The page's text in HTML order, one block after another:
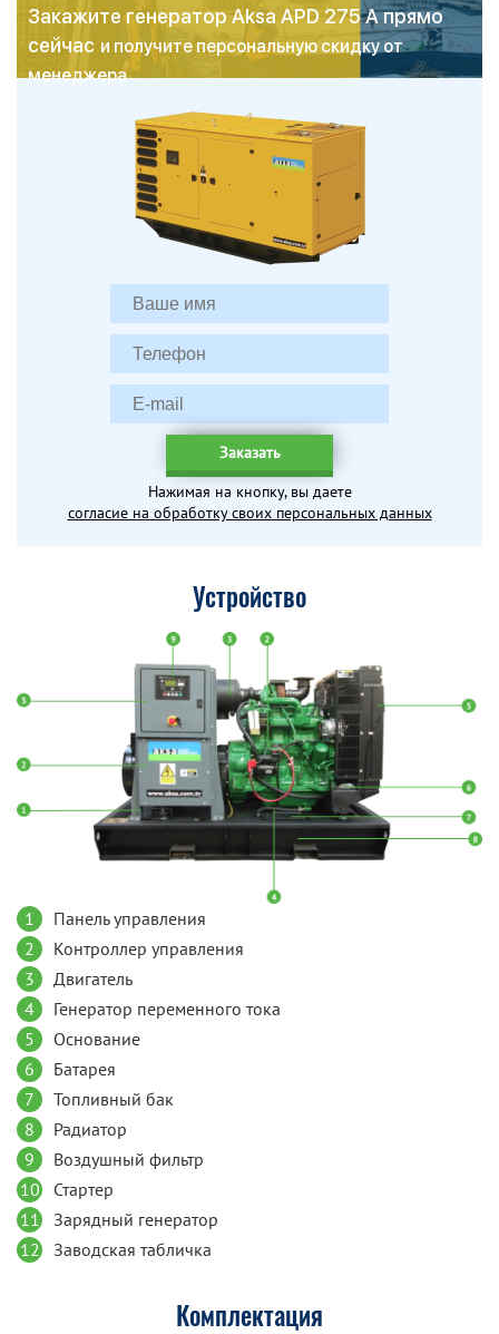
Закажите генератор Aksa APD 275 A прямо
сейчас и получите персональную скидку от
менеджера
Заказать
Нажимая на кнопку, вы даете
согласие на обработку своих персональных данных
Устройство
1
Панель управления
2
Контроллер управления
3
Двигатель
4
Генератор переменного тока
5
Основание
6
Батарея
7
Топливный бак
8
Радиатор
9
Воздушный фильтр
10
Стартер
11
Зарядный генератор
12
Заводская табличка
Комплектация